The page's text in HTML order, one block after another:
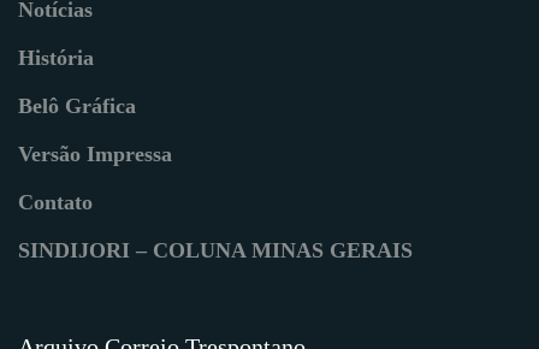
Notícias
História
Belô Gráfica
Versão Impressa
Contato
SINDIJORI – COLUNA MINAS GERAIS